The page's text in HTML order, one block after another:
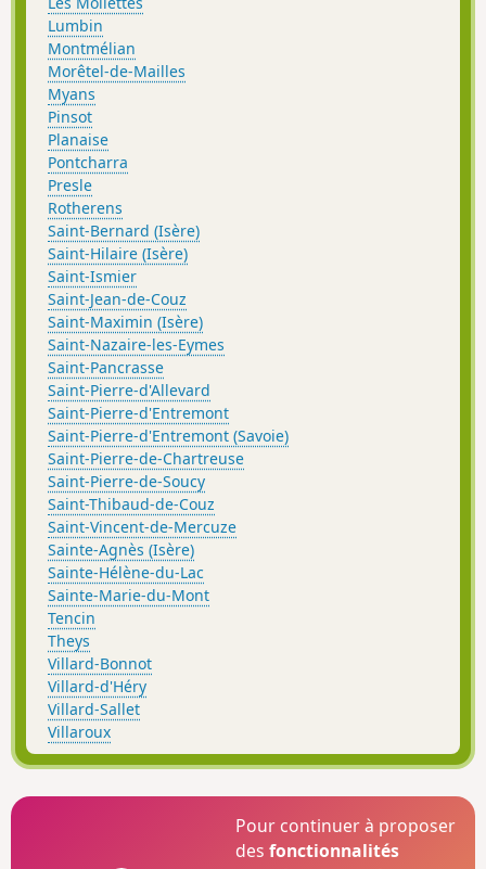
Lumbin
Montmélian
Morêtel-de-Mailles
Myans
Pinsot
Planaise
Pontcharra
Presle
Rotherens
Saint-Bernard (Isère)
Saint-Hilaire (Isère)
Saint-Ismier
Saint-Jean-de-Couz
Saint-Maximin (Isère)
Saint-Nazaire-les-Eymes
Saint-Pancrasse
Saint-Pierre-d'Allevard
Saint-Pierre-d'Entremont
Saint-Pierre-d'Entremont (Savoie)
Saint-Pierre-de-Chartreuse
Saint-Pierre-de-Soucy
Saint-Thibaud-de-Couz
Saint-Vincent-de-Mercuze
Sainte-Agnès (Isère)
Sainte-Hélène-du-Lac
Sainte-Marie-du-Mont
Tencin
Theys
Villard-Bonnot
Villard-d'Héry
Villard-Sallet
Villaroux
Pour continuer à proposer
desfonctionnalités